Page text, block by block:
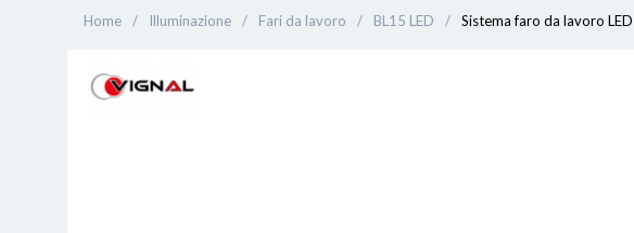
Home / Illuminazione / Fari da lavoro / BL15 LED / Sistema faro da lavoro